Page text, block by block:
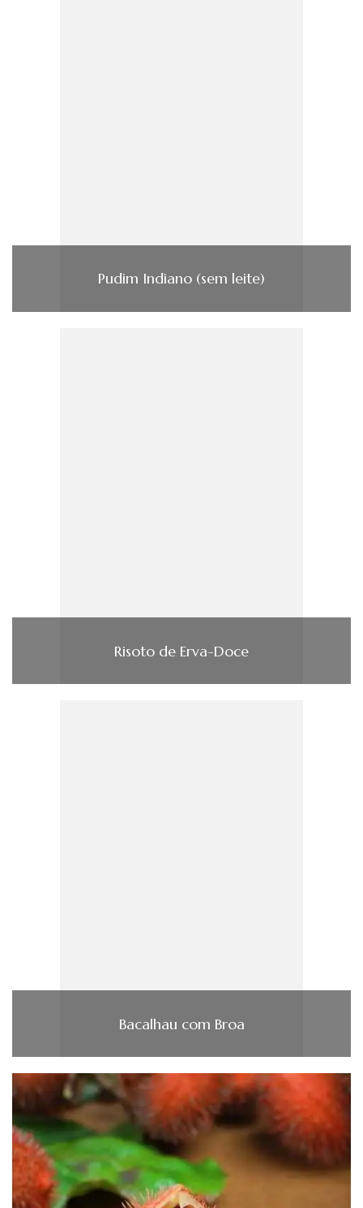
Pudim Indiano (sem leite)
Risoto de Erva-Doce
Bacalhau com Broa